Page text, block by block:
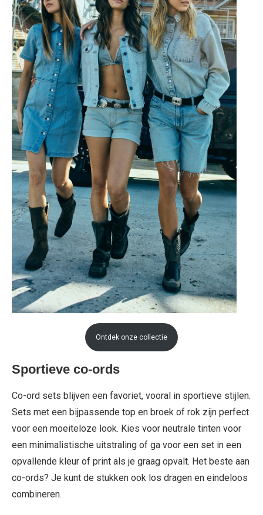
Ontdek onze collectie
Sportieve co-ords
Co-ord sets blijven een favoriet, vooral in sportieve stijlen.
Sets met een bijpassende top en broek of rok zijn perfect
voor een moeiteloze look. Kies voor neutrale tinten voor
een minimalistische uitstraling of ga voor een set in een
opvallende kleur of print als je graag opvalt. Het beste aan
co-ords? Je kunt de stukken ook los dragen en eindeloos
combineren.